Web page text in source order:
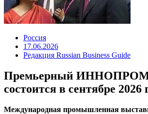
Россия
17.06.2026
Редакция Russian Business Guide
Премьерный ИННОПРОМ
состоится в сентябре 2026
Международная промышленная